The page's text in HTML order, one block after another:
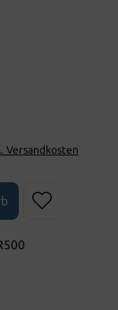
Versandkosten
den